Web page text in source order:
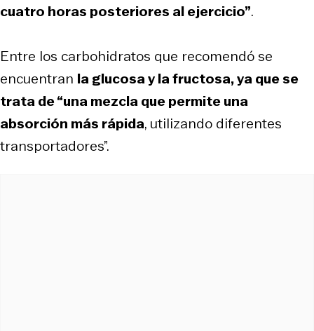
cuatro horas posteriores al ejercicio”.
Entre los carbohidratos que recomendó se
encuentran la glucosa y la fructosa, ya que se
trata de “una mezcla que permite una
absorción más rápida, utilizando diferentes
transportadores”.